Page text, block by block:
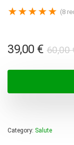
★★★★★ (8
60,00
39,00 €
Category: Salute